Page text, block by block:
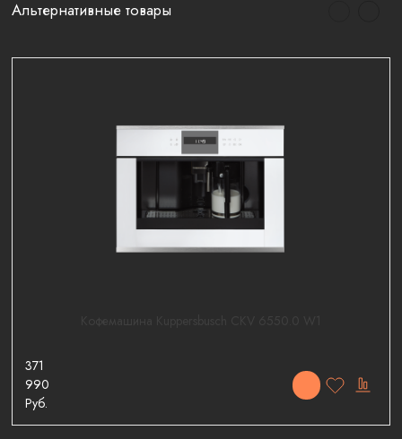
Альтернативные товары
371
990
Руб.